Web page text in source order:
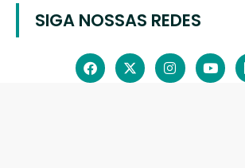
SIGA NOSSAS REDES